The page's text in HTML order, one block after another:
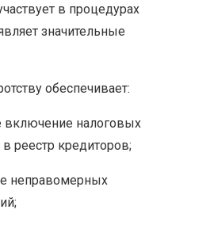
в процедурах
значительные
обеспечивает:
включение налоговых
реестр кредиторов;
неправомерных